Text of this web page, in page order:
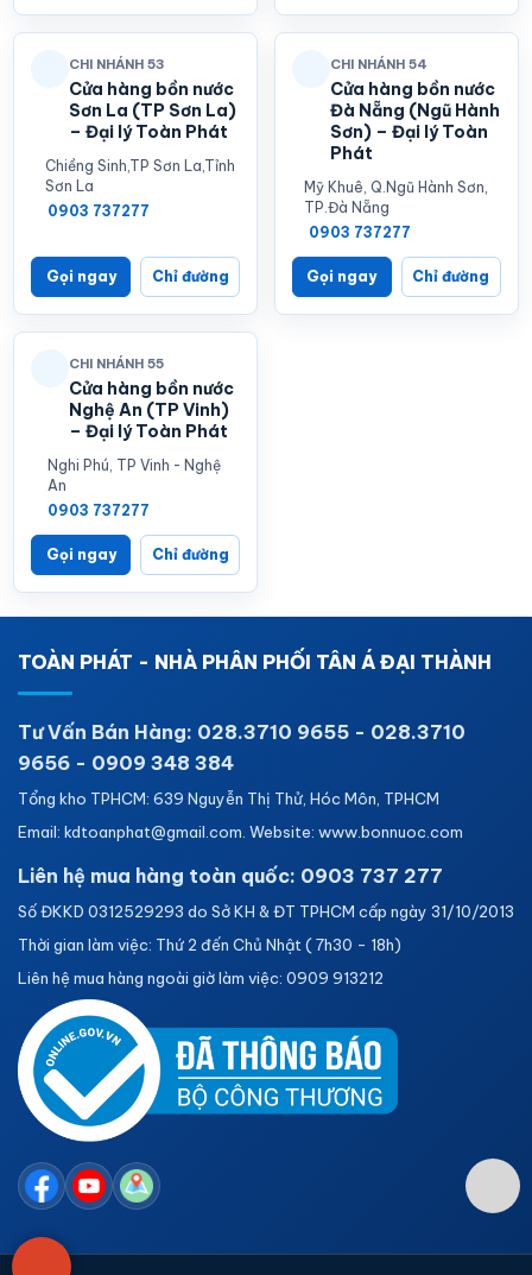
CHI NHÁNH 53
Cửa hàng bồn nước
Sơn La (TP Sơn La)
– Đại lý Toàn Phát
Chiềng Sinh,TP Sơn La,Tỉnh
Sơn La
0903 737277
Gọi ngay Chỉ đường
CHI NHÁNH 54
Cửa hàng bồn nước
Đà Nẵng (Ngũ Hành
Sơn) – Đại lý Toàn
Phát
Mỹ Khuê, Q.Ngũ Hành Sơn,
TP.Đà Nẵng
0903 737277
Gọi ngay Chỉ đường
CHI NHÁNH 55
Cửa hàng bồn nước
Nghệ An (TP Vinh)
– Đại lý Toàn Phát
Nghi Phú, TP Vinh - Nghệ
An
0903 737277
Gọi ngay Chỉ đường
TOÀN PHÁT - NHÀ PHÂN PHỐI TÂN Á ĐẠI THÀNH
Tư Vấn Bán Hàng: 028.3710 9655 - 028.3710
9656 - 0909 348 384
Tổng kho TPHCM: 639 Nguyễn Thị Thử, Hóc Môn, TPHCM
Email: kdtoanphat@gmail.com. Website: www.bonnuoc.com
Liên hệ mua hàng toàn quốc: 0903 737 277
Số ĐKKD 0312529293 do Sở KH & ĐT TPHCM cấp ngày 31/10/2013
Thời gian làm việc: Thứ 2 đến Chủ Nhật ( 7h30 - 18h)
Liên hệ mua hàng ngoài giờ làm việc: 0909 913212